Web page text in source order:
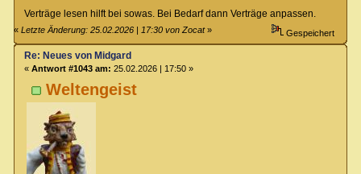
Verträge lesen hilft bei sowas. Bei Bedarf dann Verträge anpassen.
«Letzte Änderung: 25.02.2026 | 17:30 von Zocat» Gespeichert
Weltengeist
Re: Neues von Midgard
« Antwort #1043 am: 25.02.2026 | 17:50 »